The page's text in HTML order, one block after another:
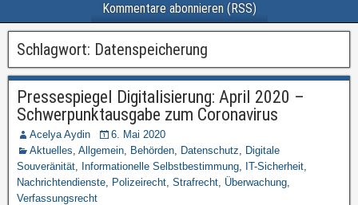
Kommentare abonnieren (RSS)
Schlagwort: Datenspeicherung
Pressespiegel Digitalisierung: April 2020 –
Schwerpunktausgabe zum Coronavirus
Acelya Aydin
6. Mai 2020
Aktuelles, Allgemein, Behörden, Datenschutz, Digitale
Souveränität, Informationelle Selbstbestimmung, IT-Sicherheit,
Nachrichtendienste, Polizeirecht, Strafrecht, Überwachung,
Verfassungsrecht